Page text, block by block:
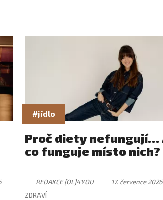
#jídlo
Proč diety nefungují…
co funguje místo nich?
REDAKCE [OL]4YOU
17. července 2026
ZDRAVÍ